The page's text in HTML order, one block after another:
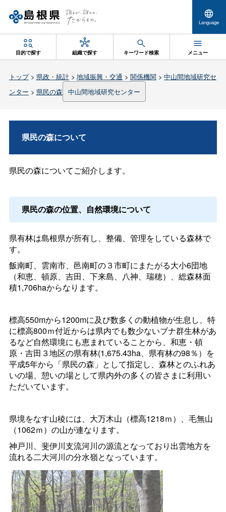
Language
目的で探す 組織で探す キーワード検索 メニュー
トップ> 県政・統計> 地域振興・交通 > 関係機関> 中山間地域研究セ
ンター > 県民の森 中山間地域研究センター
県民の森について
県民の森についてご紹介します。
県民の森の位置、自然環境について
県有林は島根県が所有し、整備、管理をしている森林で
す。
飯南町、雲南市、邑南町の３市町にまたがる大小6団地
（和恵、頓原、吉田、下来島、八神、瑞穂）、総森林面
積1,706haからなります。
標高550mから1200mに及び数多くの動植物が生息し、特
に標高800ｍ付近からは県内でも数少ないブナ群生林があ
るなど自然環境にも恵まれていることから、和恵・頓
原・吉田３地区の県有林(1,675.43ha、県有林の98％）を
平成5年から「県民の森」として指定し、森林とのふれあ
いの場、憩いの場として県内外の多くの皆さまに利用い
ただいています。
県境をなす山稜には、大万木山（標高1218ｍ）、毛無山
（1062ｍ）の山が連なります。
神戸川、斐伊川支流河川の源流となっており出雲地方を
流れる二大河川の分水嶺となっています。